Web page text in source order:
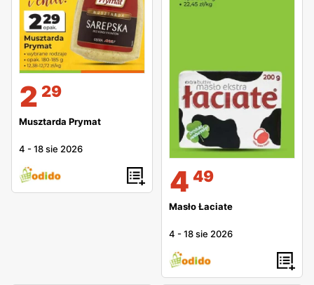
2 29
Musztarda Prymat
4 -18 sie 2026
4 49
Masło Łaciate
4 -18 sie 2026